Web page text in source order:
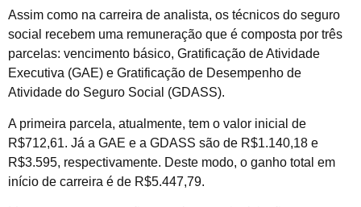
Assim como na carreira de analista, os técnicos do seguro
social recebem uma remuneração que é composta por três
parcelas: vencimento básico, Gratificação de Atividade
Executiva (GAE) e Gratificação de Desempenho de
Atividade do Seguro Social (GDASS).
A primeira parcela, atualmente, tem o valor inicial de
R$712,61. Já a GAE e a GDASS são de R$1.140,18 e
R$3.595, respectivamente. Deste modo, o ganho total em
início de carreira é de R$5.447,79.